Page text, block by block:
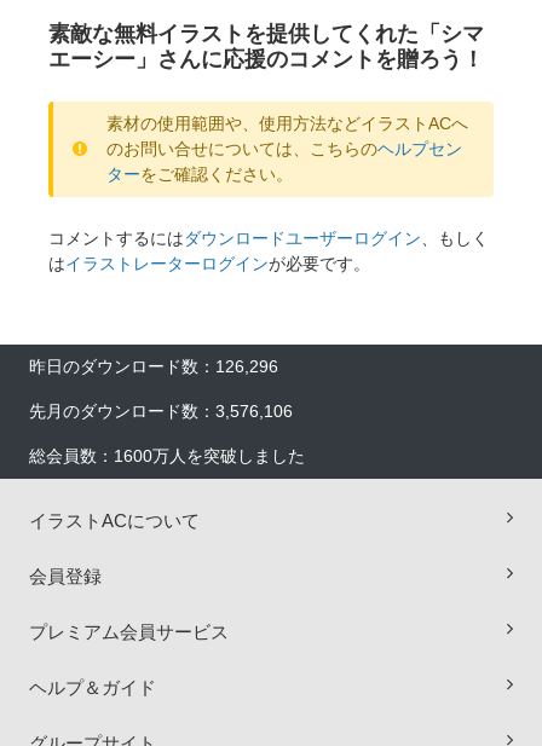
素敵な無料イラストを提供してくれた「シマ
エーシー」さんに応援のコメントを贈ろう！
素材の使用範囲や、使用方法などイラストACへ
のお問い合せについては、こちらのヘルプセン
ターをご確認ください。
コメントするにはダウンロードユーザーログイン 、もしく
はイラストレーターログインが必要です。
昨日のダウンロード数：126,296
先月のダウンロード数：3,576,106
総会員数：1600万人を突破しました
イラストACについて
会員登録
プレミアム会員サービス
ヘルプ＆ガイド